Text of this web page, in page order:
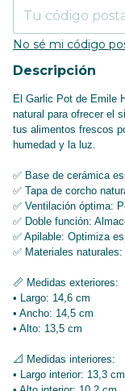
No sé mi código
Descripción
El Garlic Pot de Emile
natural para ofrecer el
tus alimentos frescos
humedad y la luz.
✅ Base de cerámica
✅ Tapa de corcho
✅ Ventilación óptima:
✅ Doble función:
✅ Apilable: Optimiza
✅ Materiales
📏 Medidas exteriores:
• Largo: 14,6 cm
• Ancho: 14,5 cm
• Alto: 13,5 cm
📐 Medidas interiores:
• Largo interior: 13,3 cm